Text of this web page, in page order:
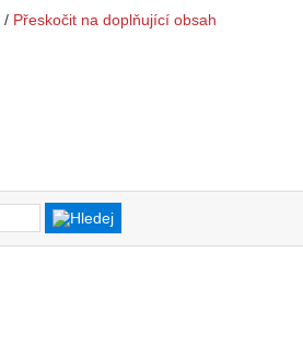
/ Přeskočit na doplňující obsah